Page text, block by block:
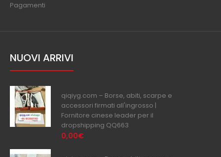
Pagamenti
NUOVI ARRIVI
qiqiyg.com – Borse, abiti, scarpe e
accessori firmati all'ingrosso |
Fornitore cinese leader per il
dropshipping QQ663
0,00€